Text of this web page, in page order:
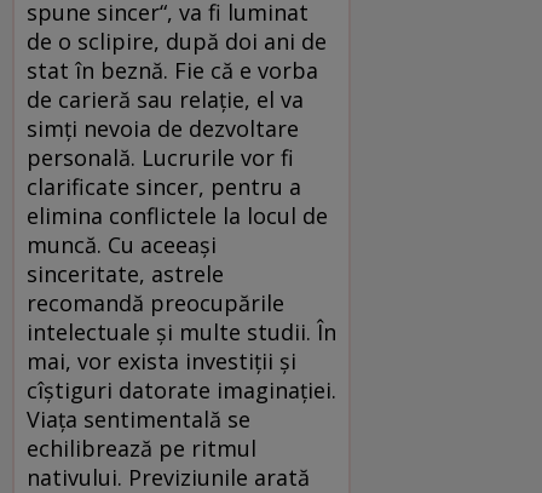
spune sincer“, va fi luminat
de o sclipire, după doi ani de
stat în beznă. Fie că e vorba
de carieră sau relaţie, el va
simţi nevoia de dezvoltare
personală. Lucrurile vor fi
clarificate sincer, pentru a
elimina conflictele la locul de
muncă. Cu aceeaşi
sinceritate, astrele
recomandă preocupările
intelectuale şi multe studii. În
mai, vor exista investiţii şi
cîştiguri datorate imaginaţiei.
Viaţa sentimentală se
echilibrează pe ritmul
nativului. Previziunile arată